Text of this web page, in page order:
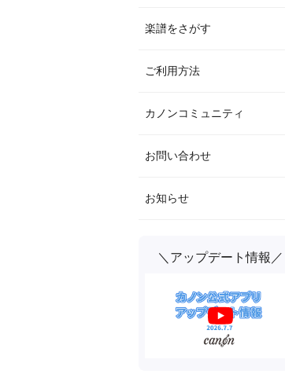
楽譜をさがす
ご利用方法
カノンコミュニティ
お問い合わせ
お知らせ
＼アップデート情報／